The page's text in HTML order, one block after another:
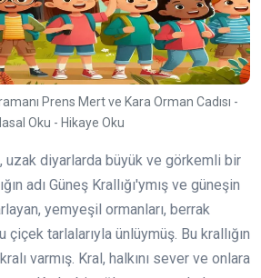
Prens Mert ve Kara Orman Cadısı -
Oku - Hikaye Oku
uzak diyarlarda büyük ve görkemli bir
adı Güneş Krallığı'ymış ve güneşin
yemyeşil ormanları, berrak
tarlalarıyla ünlüymüş. Bu krallığın
varmış. Kral, halkını sever ve onlara